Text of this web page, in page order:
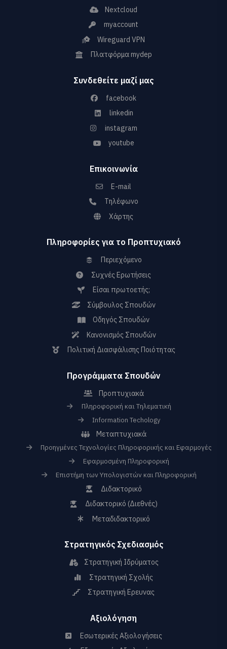
Nextcloud
myaccount
Wireguard VPN
Πλατφόρμα mydep
Συνδεθείτε μαζί μας
facebook
linkedin
instagram
youtube
Επικοινωνία
E-mail
Τηλέφωνο
Χάρτης
Πληροφορίες για το Προπτυχιακό
Περιεχόμενο
Συχνές Ερωτήσεις
Είσαι πρωτοετής;
Σύμβουλος Σπουδών
Οδηγός Σπουδών
Κανονισμός Σπουδών
Πολιτική Διασφάλισης Ποιότητας
Προγράμματα Σπουδών
Προπτυχιακά
Πληροφορική και Τηλεματική
Information Techology
Μεταπτυχιακά
Προηγμένες Τεχνολογίες Πληροφορικής και Εφαρμογές
Εφαρμοσμένη Πληροφορική
Επιστήμη των Υπολογιστών και Πληροφορική
Διδακτορικό
Διδακτορικό (Διεθνές)
Μεταδιδακτορικό
Στρατηγικός Σχεδιασμός
Στρατηγική Ιδρύματος
Στρατηγική Σχολής
Στρατηγική Ερευνας
Αξιολόγηση
Εσωτερικές Αξιολογήσεις